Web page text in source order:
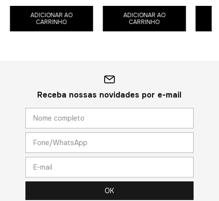
ADICIONAR AO
CARRINHO
ADICIONAR AO
CARRINHO
Receba nossas novidades por e-mail